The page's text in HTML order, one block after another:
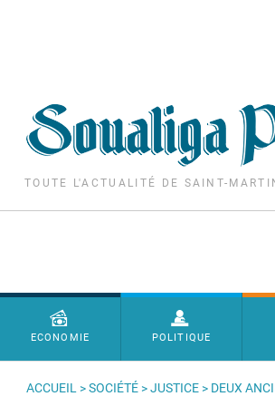
TOUTE L'ACTUALITÉ DE SAINT-
Menu principal
ECONOMIE POLITIQUE
ACCUEIL >SOCIÉTÉ >JUSTICE > DEUX